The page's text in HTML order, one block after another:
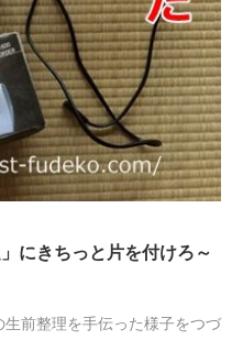
にきちっと片を付けろ～
前整理を手伝った様子をつづ